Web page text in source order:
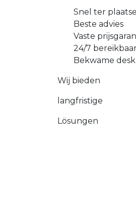
Snel ter
Beste advies
Vaste
24/7
Bekwame
Wij bieden
langfristige
Lösungen